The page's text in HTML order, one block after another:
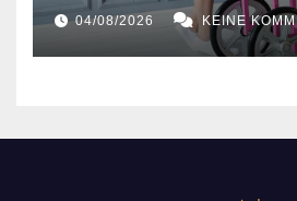
04/08/2026 KEINE